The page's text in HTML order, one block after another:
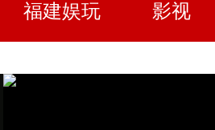
福建娱玩 影视